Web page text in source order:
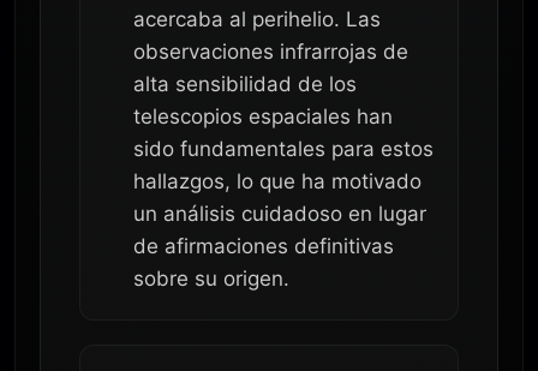
acercaba al perihelio. Las
observaciones infrarrojas de
alta sensibilidad de los
telescopios espaciales han
sido fundamentales para estos
hallazgos, lo que ha motivado
un análisis cuidadoso en lugar
de afirmaciones definitivas
sobre su origen.